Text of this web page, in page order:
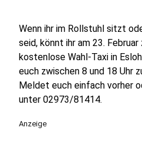
Wenn ihr im Rollstuhl sitzt
seid, könnt ihr am 23.
kostenlose Wahl-Taxi in
euch zwischen 8 und 18 Uhr
Meldet euch einfach vorher
unter 02973/81414.
Anzeige